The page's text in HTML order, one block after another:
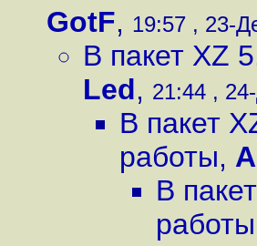
GotF, 19:57 , 23-
В пакет XZ
Led, 21:44 ,
В пакет
работы,
В
работы